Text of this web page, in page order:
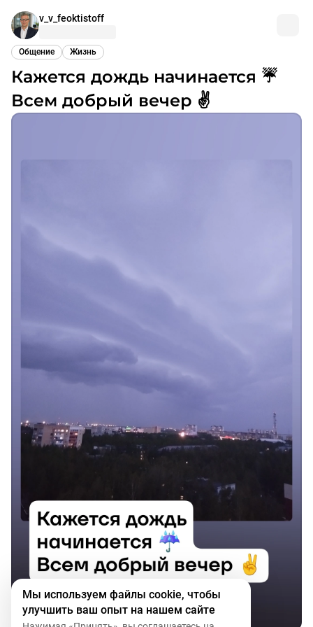
v_v_feoktistoff
Общение Жизнь
Кажется дождь начинается ☔
Всем добрый вечер ✌️
Мы используем файлы cookie, чтобы
улучшить ваш опыт на нашем сайте